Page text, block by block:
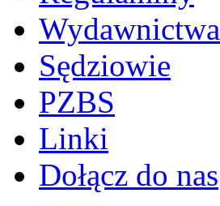
Wydawnictwa
Sędziowie
PZBS
Linki
Dołącz do nas